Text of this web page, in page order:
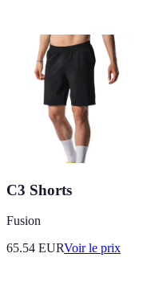
C3 Shorts
Fusion
65.54 EURVoir le prix